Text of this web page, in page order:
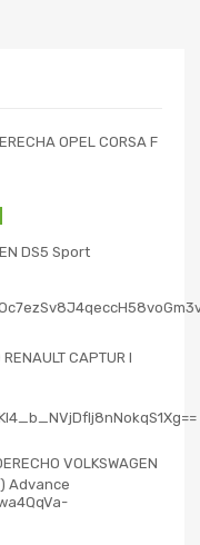
OPEL CORSA F
DS5 Sport
CAPTUR I
VOLKSWAGEN
Advance